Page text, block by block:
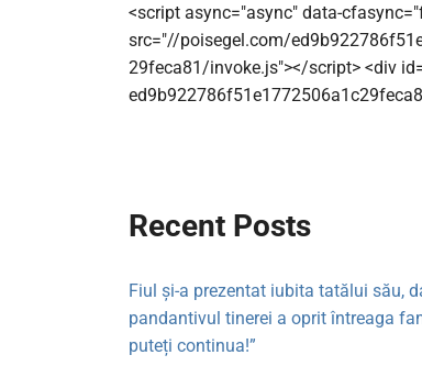
<script async="async" data-
src="//poisegel.com/
29feca81/invoke.js"></script> <div
Recent Posts
Fiul și-a prezentat iubita tatălui său,
pandantivul tinerei a oprit întreaga
puteți continua!”